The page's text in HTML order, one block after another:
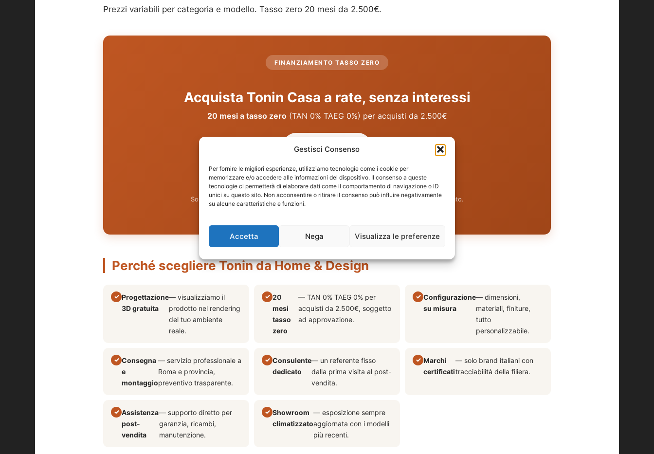
Gestisci Consenso
Per fornire le migliori esperienze, utilizziamo tecnologie come i cookie per
memorizzare e/o accedere alle informazioni del dispositivo. Il consenso a queste
tecnologie ci permetterà di elaborare dati come il comportamento di navigazione o ID
unici su questo sito. Non acconsentire o ritirare il consenso può influire negativamente
su alcune caratteristiche e funzioni.
Accetta Nega Visualizza le preferenze
Prezzi variabili per categoria e modello. Tasso zero 20 mesi da 2.500€.
FINANZIAMENTO TASSO ZERO
Acquista Tonin Casa a rate, senza interessi
20 mesi a tasso zero(TAN 0% TAEG 0%) per acquisti da 2.500€
06 4080 1051
WhatsApp
Soggetto ad approvazione finanziaria. Vieni in showroom per il preventivo personalizzato.
Perché scegliere Tonin da Home & Design
Progettazione
3D gratuita
— visualizziamo il
prodotto nel rendering
del tuo ambiente
reale.
20
mesi
tasso
zero
— TAN 0% TAEG 0% per
acquisti da 2.500€, soggetto
ad approvazione.
Configurazione
su misura
— dimensioni,
materiali, finiture,
tutto
personalizzabile.
Consegna
e
montaggio
— servizio professionale a
Roma e provincia,
preventivo trasparente.
Consulente
dedicato
— un referente fisso
dalla prima visita al post-
vendita.
Marchi
certificati
— solo brand italiani con
tracciabilità della filiera.
Assistenza
post-
vendita
— supporto diretto per
garanzia, ricambi,
manutenzione.
Showroom
climatizzato
— esposizione sempre
aggiornata con i modelli
più recenti.